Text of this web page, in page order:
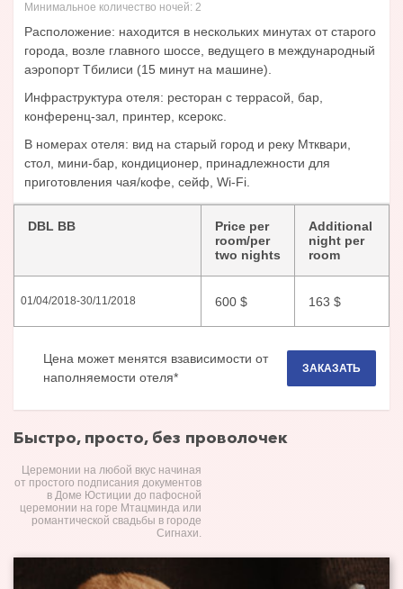
Минимальное количество ночей: 2
Расположение: находится в нескольких минутах от старого
города, возле главного шоссе, ведущего в международный
аэропорт Тбилиси (15 минут на машине).
Инфраструктура отеля: ресторан с террасой, бар,
конференц-зал, принтер, ксерокс.
В номерах отеля: вид на старый город и реку Мтквари,
стол, мини-бар, кондиционер, принадлежности для
приготовления чая/кофе, сейф, Wi-Fi.
DBL BB
Price per
room/per
two nights
Additional
night per
room
01/04/2018-30/11/2018 600 $ 163 $
Цена может менятся взависимости от
наполняемости отеля*
ЗАКАЗАТЬ
Быстро, просто, без проволочек
Церемонии на любой вкус начиная
от простого подписания документов
в Доме Юстиции до пафосной
церемонии на горе Мтацминда или
романтической свадьбы в городе
Сигнахи.